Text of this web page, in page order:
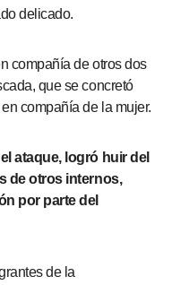
delicado.
compañía de otros dos
que se concretó
compañía de la mujer.
ataque, logró huir del
de otros internos,
por parte del
de la